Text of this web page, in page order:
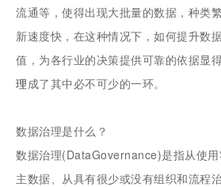
关于亿信
400-0011-866
流通等，使得出现大批量的数据，种类
新速度快，在这种情况下，如何提升数
值，为各行业的决策提供可靠的依据显
理成了其中必不可少的一环。
数据治理是什么？
数据治理(DataGovernance)是指从使
主数据、从具有很少或没有组织和流程